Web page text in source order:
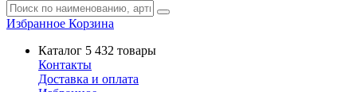
Избранное Корзина
Каталог 5 432 товары
Контакты
Доставка и оплата